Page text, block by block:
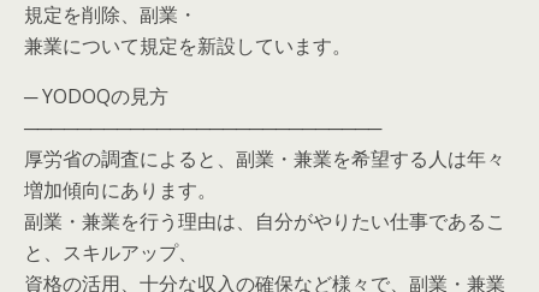
規定を削除、副業・
兼業について規定を新設しています。
─ YODOQの見方
───────────────────────────
厚労省の調査によると、副業・兼業を希望する人は年々
増加傾向にあります。
副業・兼業を行う理由は、自分がやりたい仕事であるこ
と、スキルアップ、
資格の活用、十分な収入の確保など様々で、副業・兼業